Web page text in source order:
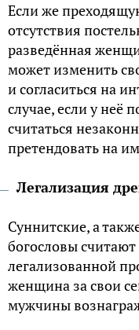
Если же
отсутствия
разведённая
может изменить
и согласиться на
случае, если у неё
считаться
претендовать на
Легализация
Суннитские, а
богословы
легализованной
женщина за свои
мужчины